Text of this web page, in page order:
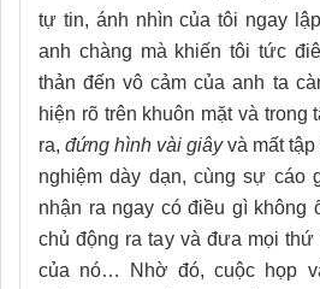
tự tin, ánh nhìn của tôi ngay
anh chàng mà khiến tôi tức
thản đến vô cảm của anh ta
hiện rõ trên khuôn mặt và trong
ra, đứng hình vài giâyvà mất tập
nghiệm dày dạn, cùng sự cáo
nhận ra ngay có điều gì không
chủ động ra tay và đưa mọi
của nó… Nhờ đó, cuộc họp